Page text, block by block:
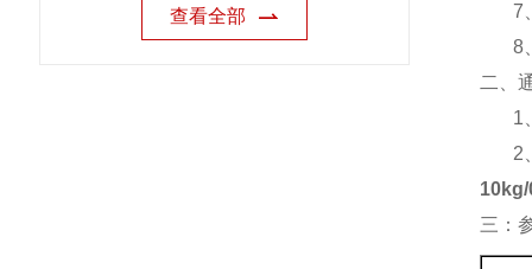
查看全部
7
8
二、
1
2
10kg/
三：